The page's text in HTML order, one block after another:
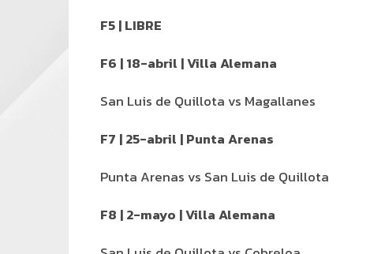
F5 | LIBRE
F6 | 18-abril | Villa Alemana
San Luis de Quillota vs Magallanes
F7 | 25-abril | Punta Arenas
Punta Arenas vs San Luis de Quillota
F8 | 2-mayo | Villa Alemana